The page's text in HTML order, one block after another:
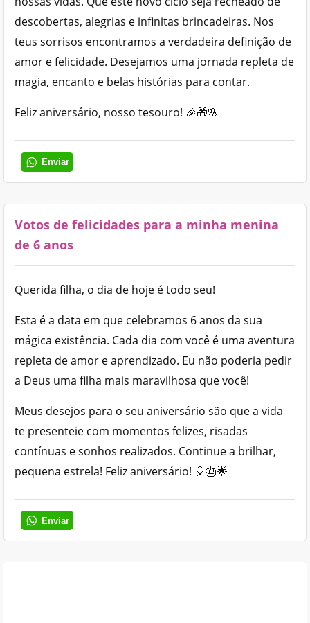
descobertas, alegrias e infinitas brincadeiras. Nos
teus sorrisos encontramos a verdadeira definição de
amor e felicidade. Desejamos uma jornada repleta de
magia, encanto e belas histórias para contar.
Feliz aniversário, nosso tesouro! 🎉🎁🌸
Enviar
Votos de felicidades para a minha menina
de 6 anos
Querida filha, o dia de hoje é todo seu!
Esta é a data em que celebramos 6 anos da sua
mágica existência. Cada dia com você é uma aventura
repleta de amor e aprendizado. Eu não poderia pedir
a Deus uma filha mais maravilhosa que você!
Meus desejos para o seu aniversário são que a vida
te presenteie com momentos felizes, risadas
contínuas e sonhos realizados. Continue a brilhar,
pequena estrela! Feliz aniversário! 🎈🎂🌟
Enviar